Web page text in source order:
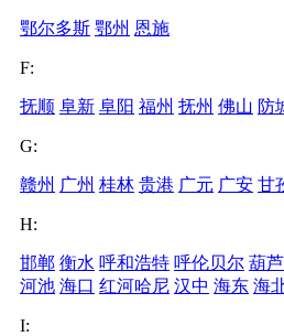
鄂尔多斯 鄂州 恩施
F:
抚顺 阜新 阜阳 福州 抚州 佛山 防
G:
赣州 广州 桂林 贵港 广元 广安 甘
H:
邯郸 衡水 呼和浩特 呼伦贝尔 葫
河池 海口 红河哈尼 汉中 海东 海
I: